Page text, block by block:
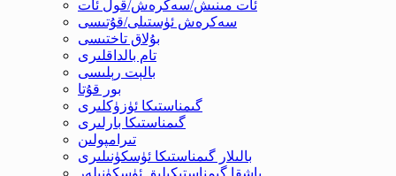
ئات مىنىش/سەكرەش/قول ئات
سەكرەش ئۈستىلى/قۇتىسى
بۇلاق تاختىسى
تام بالداقلىرى
بالېت رېلىسى
بور قۇتا
گىمناستىكا ئۈزۈكلىرى
گىمناستىكا بارلىرى
تىرامپولىن
بالىلار گىمناستىكا ئۈسكۈنىلىرى
باشقا گىمناستىكىلىق ئۈسكۈنىلەر